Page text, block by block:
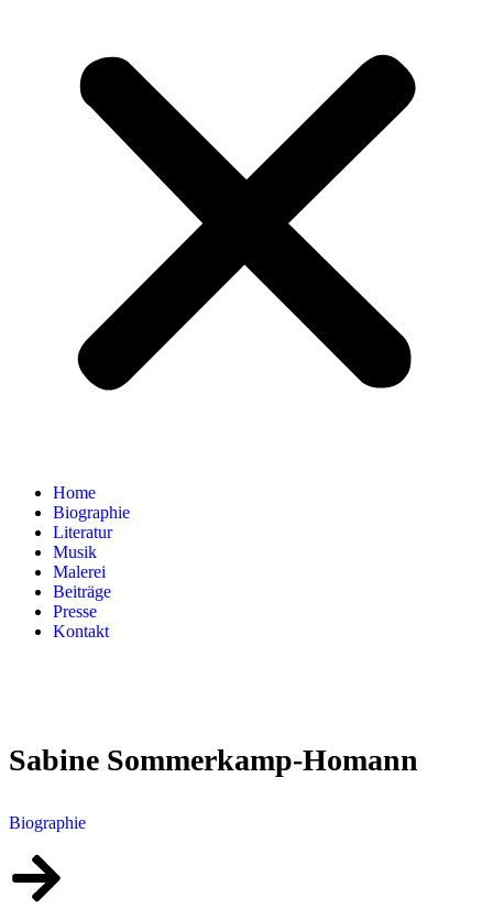
Home
Biographie
Literatur
Musik
Malerei
Beiträge
Presse
Kontakt
Sabine Sommerkamp-Homann
Biographie